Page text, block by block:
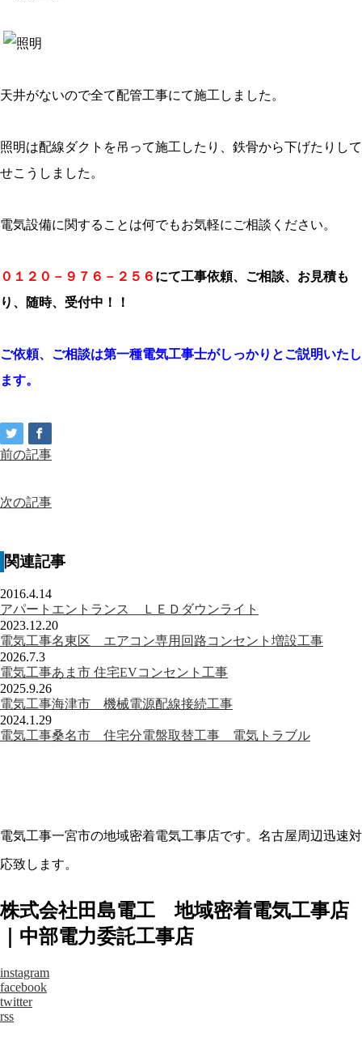
天井がないので全て配管工事にて施工しました。
照明は配線ダクトを吊って施工したり、鉄骨から下げたりして
せこうしました。
電気設備に関することは何でもお気軽にご相談ください。
０１２０－９７６－２５６ にて工事依頼、ご相談、お見積も
り、
随時、受付中！！
ご依頼、ご相談は第一種電気工事士がしっかりとご説明いたし
ます。
前の記事
次の記事
関連記事
2016.4.14
アパートエントランス ＬＥＤダウンライト
2023.12.20
電気工事名東区 エアコン専用回路コンセント増設工事
2026.7.3
電気工事あま市 住宅EVコンセント工事
2025.9.26
電気工事海津市 機械電源配線接続工事
2024.1.29
電気工事桑名市 住宅分電盤取替工事 電気トラブル
電気工事一宮市の地域密着電気工事店です。名古屋周辺迅速対
応致します。
株式会社田島電工 地域密着電気工事店
｜中部電力委託工事店
instagram
facebook
twitter
rss